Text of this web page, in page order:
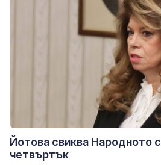
Йотова свиква Народното
четвъртък